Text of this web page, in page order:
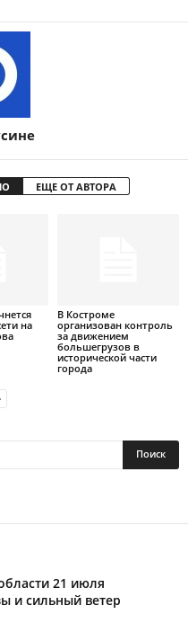
ЕЩЕ ОТ АВТОРА
на
В Костроме
организован контроль
за движением
большегрузов в
исторической части
города
21 июля
и сильный ветер